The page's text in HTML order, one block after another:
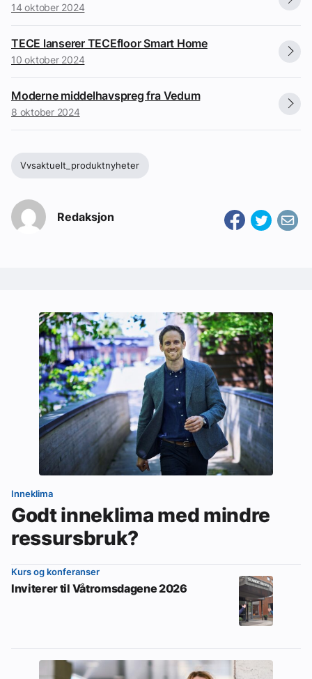
14 oktober 2024
TECE lanserer TECEfloor Smart Home
10 oktober 2024
Moderne middelhavspreg fra Vedum
8 oktober 2024
Vvsaktuelt_produktnyheter
Redaksjon
Inneklima
Godt inneklima med mindre
ressursbruk?
Kurs og konferanser
Inviterer til Våtromsdagene 2026